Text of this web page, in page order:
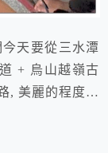
天要從三水潭
+ 烏山越嶺古
, 美麗的程度跟